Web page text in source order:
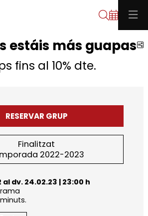
Cerca
estáis más guapas
fins al 10% dte.
RESERVAR GRUP
Finalitzat
2022-2023
al dv. 24.02.23 | 23:00 h